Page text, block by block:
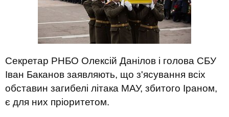
Секретар РНБО Олексій Данілов і голова СБУ
Іван Баканов заявляють, що з'ясування всіх
обставин загибелі літака МАУ, збитого Іраном,
є для них пріоритетом.